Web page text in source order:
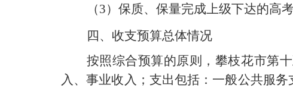
（3）保质、保量完成上级下达的高考
四、收支预算总体情况
按照综合预算的原则， 攀枝花市第
入、事业收入；支出包括：一般公共服